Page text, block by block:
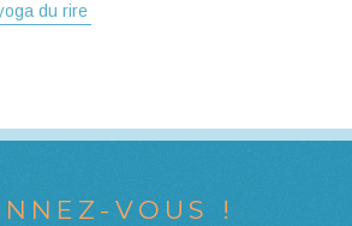
du rire
VOUS !